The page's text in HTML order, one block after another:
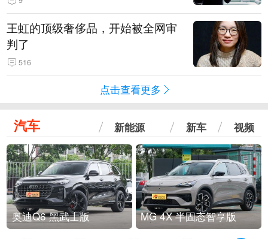
王虹的顶级奢侈品，开始被全网审
判了
516
点击查看更多
汽车 新能源 新车 视频
奥迪Q6 黑武士版 MG 4X 半固态智享版